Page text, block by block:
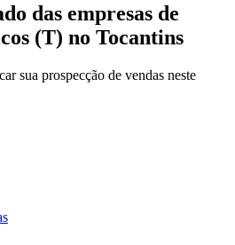
das empresas de
(T) no Tocantins
sua prospecção de vendas neste